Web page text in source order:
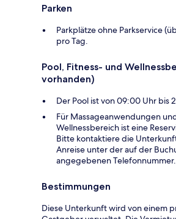
Parken
Parkplätze ohne Parkservice
pro Tag.
Pool, Fitness- und
vorhanden)
Der Pool ist von 09:00 Uhr bis
Für Massageanwendungen
Wellnessbereich ist eine
Bitte kontaktiere die
Anreise unter der auf der
angegebenen Telefonnummer.
Bestimmungen
Diese Unterkunft wird von einem